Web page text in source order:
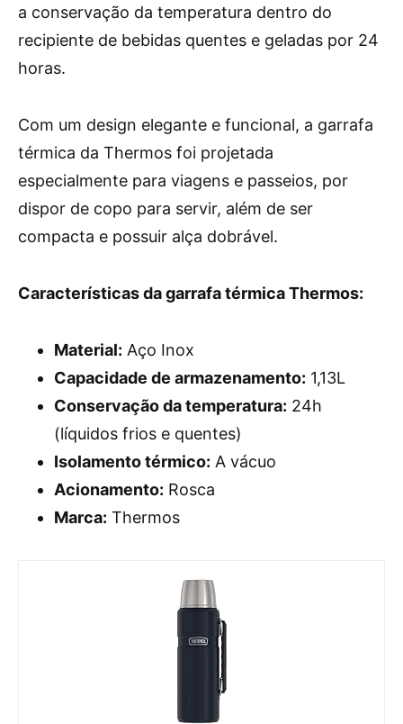
a conservação da temperatura dentro do
recipiente de bebidas quentes e geladas por 24
horas.
Com um design elegante e funcional, a garrafa
térmica da Thermos foi projetada
especialmente para viagens e passeios, por
dispor de copo para servir, além de ser
compacta e possuir alça dobrável.
Características da garrafa térmica Thermos:
Material: Aço Inox
Capacidade de armazenamento: 1,13L
Conservação da temperatura: 24h
(líquidos frios e quentes)
Isolamento térmico: A vácuo
Acionamento: Rosca
Marca: Thermos